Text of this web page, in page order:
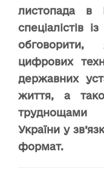
листопада в
спеціалістів
цифрових
державних
життя, а
труднощами
України у
формат.